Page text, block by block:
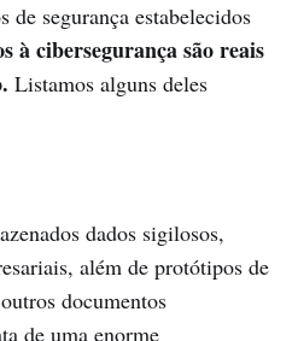
de segurança estabelecidos
à cibersegurança são reais
. Listamos alguns deles
dados sigilosos,
além de protótipos de
documentos
de uma enorme